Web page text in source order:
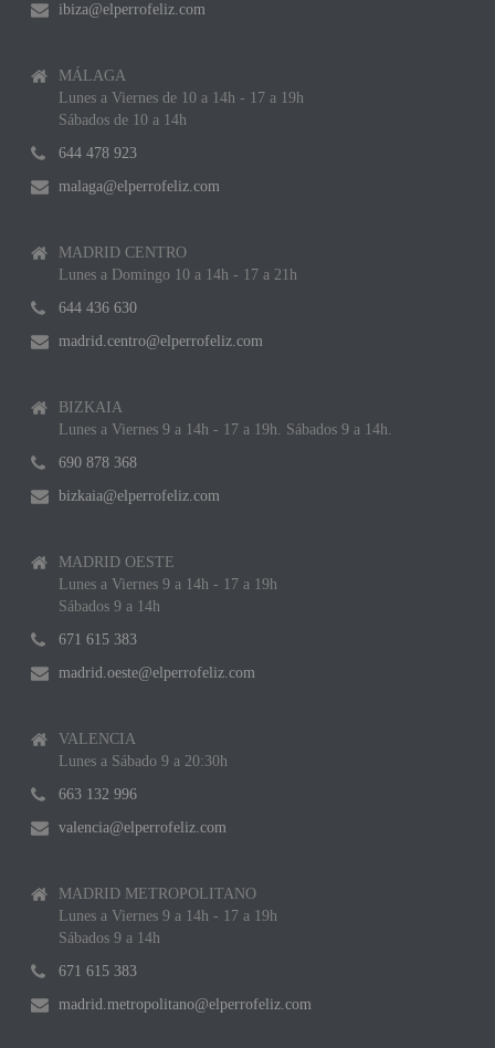
ibiza@elperrofeliz.com
MÁLAGA
Lunes a Viernes de 10 a 14h - 17 a 19h
Sábados de 10 a 14h
644 478 923
malaga@elperrofeliz.com
MADRID CENTRO
Lunes a Domingo 10 a 14h - 17 a 21h
644 436 630
madrid.centro@elperrofeliz.com
BIZKAIA
Lunes a Viernes 9 a 14h - 17 a 19h. Sábados 9 a 14h.
690 878 368
bizkaia@elperrofeliz.com
MADRID OESTE
Lunes a Viernes 9 a 14h - 17 a 19h
Sábados 9 a 14h
671 615 383
madrid.oeste@elperrofeliz.com
VALENCIA
Lunes a Sábado 9 a 20:30h
663 132 996
valencia@elperrofeliz.com
MADRID METROPOLITANO
Lunes a Viernes 9 a 14h - 17 a 19h
Sábados 9 a 14h
671 615 383
madrid.metropolitano@elperrofeliz.com